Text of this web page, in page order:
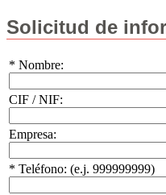
Solicitud de
* Nombre:
CIF / NIF:
Empresa:
* Teléfono: (e.j. 999999999)